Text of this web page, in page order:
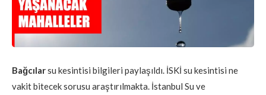
Bağcılarsu kesintisi bilgileri paylaşıldı. İSKİ su kesintisi ne
vakit bitecek sorusu araştırılmakta. İstanbul Su ve